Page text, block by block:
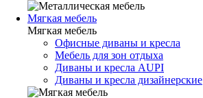
Мягкая мебель
Мягкая мебель
Офисные диваны и кресла
Мебель для зон отдыха
Диваны и кресла AUPI
Диваны и кресла дизайнерские